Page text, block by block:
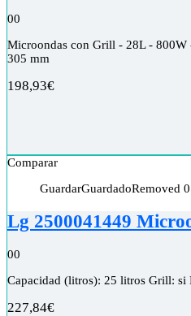
00
Microondas con Grill - 28L - 800W
305 mm
198,93€
Comparar
GuardarGuardadoRemoved 0
Lg 2500041449
00
Capacidad (litros): 25 litros Grill: si
227,84€